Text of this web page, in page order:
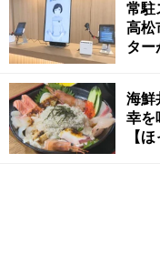
常駐
高松
ター
海鮮
幸を
【